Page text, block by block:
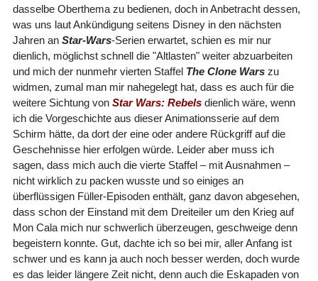
dasselbe Oberthema zu bedienen, doch in Anbetracht dessen,
was uns laut Ankündigung seitens Disney in den nächsten
Jahren an Star-Wars-Serien erwartet, schien es mir nur
dienlich, möglichst schnell die "Altlasten" weiter abzuarbeiten
und mich der nunmehr vierten Staffel The Clone Warszu
widmen, zumal man mir nahegelegt hat, dass es auch für die
weitere Sichtung von Star Wars: Rebelsdienlich wäre, wenn
ich die Vorgeschichte aus dieser Animationsserie auf dem
Schirm hätte, da dort der eine oder andere Rückgriff auf die
Geschehnisse hier erfolgen würde. Leider aber muss ich
sagen, dass mich auch die vierte Staffel – mit Ausnahmen –
nicht wirklich zu packen wusste und so einiges an
überflüssigen Füller-Episoden enthält, ganz davon abgesehen,
dass schon der Einstand mit dem Dreiteiler um den Krieg auf
Mon Cala mich nur schwerlich überzeugen, geschweige denn
begeistern konnte. Gut, dachte ich so bei mir, aller Anfang ist
schwer und es kann ja auch noch besser werden, doch wurde
es das leider längere Zeit nicht, denn auch die Eskapaden von